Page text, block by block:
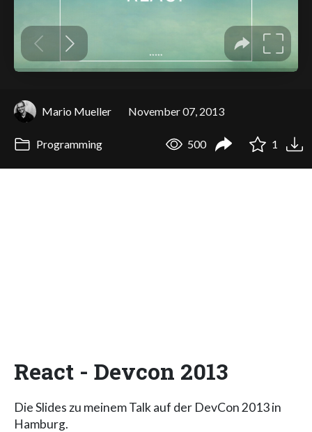
Mario Mueller November 07, 2013
Programming 500 1
React - Devcon 2013
Die Slides zu meinem Talk auf der DevCon 2013 in
Hamburg.